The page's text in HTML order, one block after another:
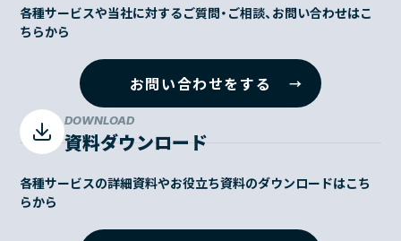
各種サービスや当社に対するご質問・ご相談、お問い合わせはこ
ちらから
お問い合わせをする
DOWNLOAD
資料ダウンロード
各種サービスの詳細資料やお役立ち資料のダウンロードはこち
らから